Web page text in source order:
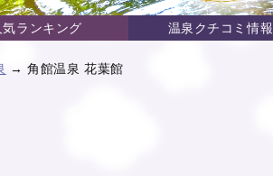
気ランキング 温泉クチコミ情報
→ 角館温泉 花葉館